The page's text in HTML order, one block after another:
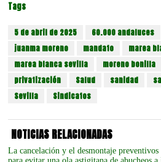
Tags
5 de abril de 2025 60.000 andaluces
juanma moreno
mandato
marea
marea blanca sevilla
moreno bonilla
privatización
Salud sanidad
Sevilla
Sindicatos
NOTICIAS RELACIONADAS
La cancelación y el desmontaje